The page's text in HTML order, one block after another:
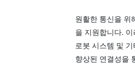
원활한 통신을 위
을 지원합니다.
로봇 시스템 및
향상된 연결성을